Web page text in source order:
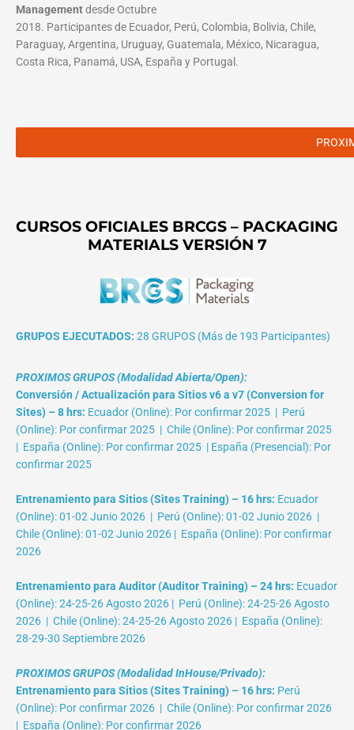
Managementdesde Octubre
2018. Participantes de Ecuador, Perú, Colombia, Bolivia, Chile,
Paraguay, Argentina, Uruguay, Guatemala, México, Nicaragua,
Costa Rica, Panamá, USA, España y Portugal.
CURSOS OFICIALES BRCGS – PACKAGING
MATERIALS VERSIÓN 7
GRUPOS EJECUTADOS: 28 GRUPOS (Más de 193 Participantes)
PROXIMOS GRUPOS (Modalidad Abierta/Open):
Conversión / Actualización para Sitios v6 a v7 (Conversion for
Sites) – 8 hrs: Ecuador (Online): Por confirmar 2025 | Perú
(Online): Por confirmar 2025 | Chile (Online): Por confirmar 2025
| España (Online): Por confirmar 2025 | España (Presencial): Por
confirmar 2025
Entrenamiento para Sitios (Sites Training) – 16 hrs: Ecuador
(Online): 01-02 Junio 2026 | Perú (Online): 01-02 Junio 2026 |
Chile (Online): 01-02 Junio 2026 | España (Online): Por confirmar
2026
Entrenamiento para Auditor (Auditor Training) – 24 hrs: Ecuador
(Online): 24-25-26 Agosto 2026 | Perú (Online): 24-25-26 Agosto
2026 | Chile (Online): 24-25-26 Agosto 2026 | España (Online):
28-29-30 Septiembre 2026
PROXIMOS GRUPOS (Modalidad InHouse/Privado):
Entrenamiento para Sitios (Sites Training) – 16 hrs: Perú
(Online): Por confirmar 2026 | Chile (Online): Por confirmar 2026
| España (Online): Por confirmar 2026